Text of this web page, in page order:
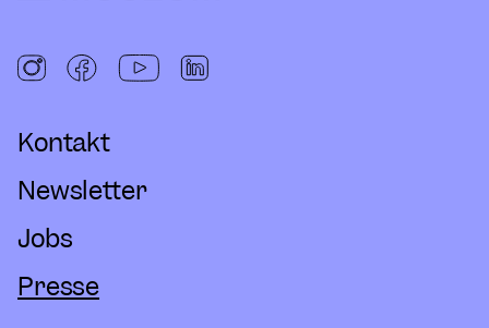
Kontakt
Newsletter
Jobs
Presse